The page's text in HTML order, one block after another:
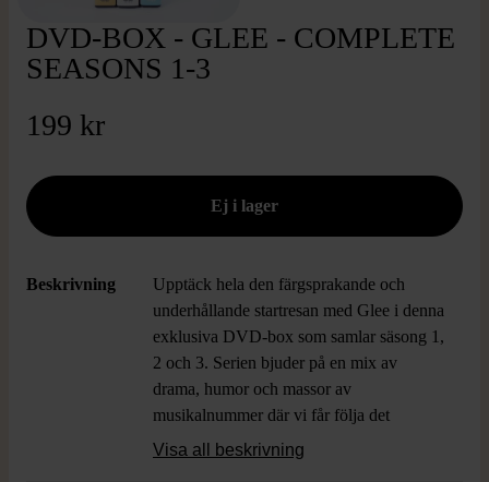
DVD-BOX - GLEE - COMPLETE
SEASONS 1-3
199 kr
Beskrivning
Upptäck hela den färgsprakande och
underhållande startresan med Glee i denna
exklusiva DVD-box som samlar säsong 1,
2 och 3. Serien bjuder på en mix av
drama, humor och massor av
musikalnummer där vi får följa det
dynamiska gänget i New Directions
Visa all beskrivning